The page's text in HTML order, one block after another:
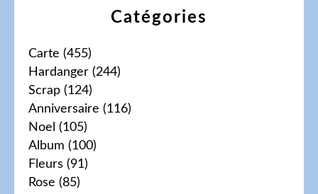
Catégories
Carte (455)
Hardanger (244)
Scrap (124)
Anniversaire (116)
Noel (105)
Album (100)
Fleurs (91)
Rose (85)